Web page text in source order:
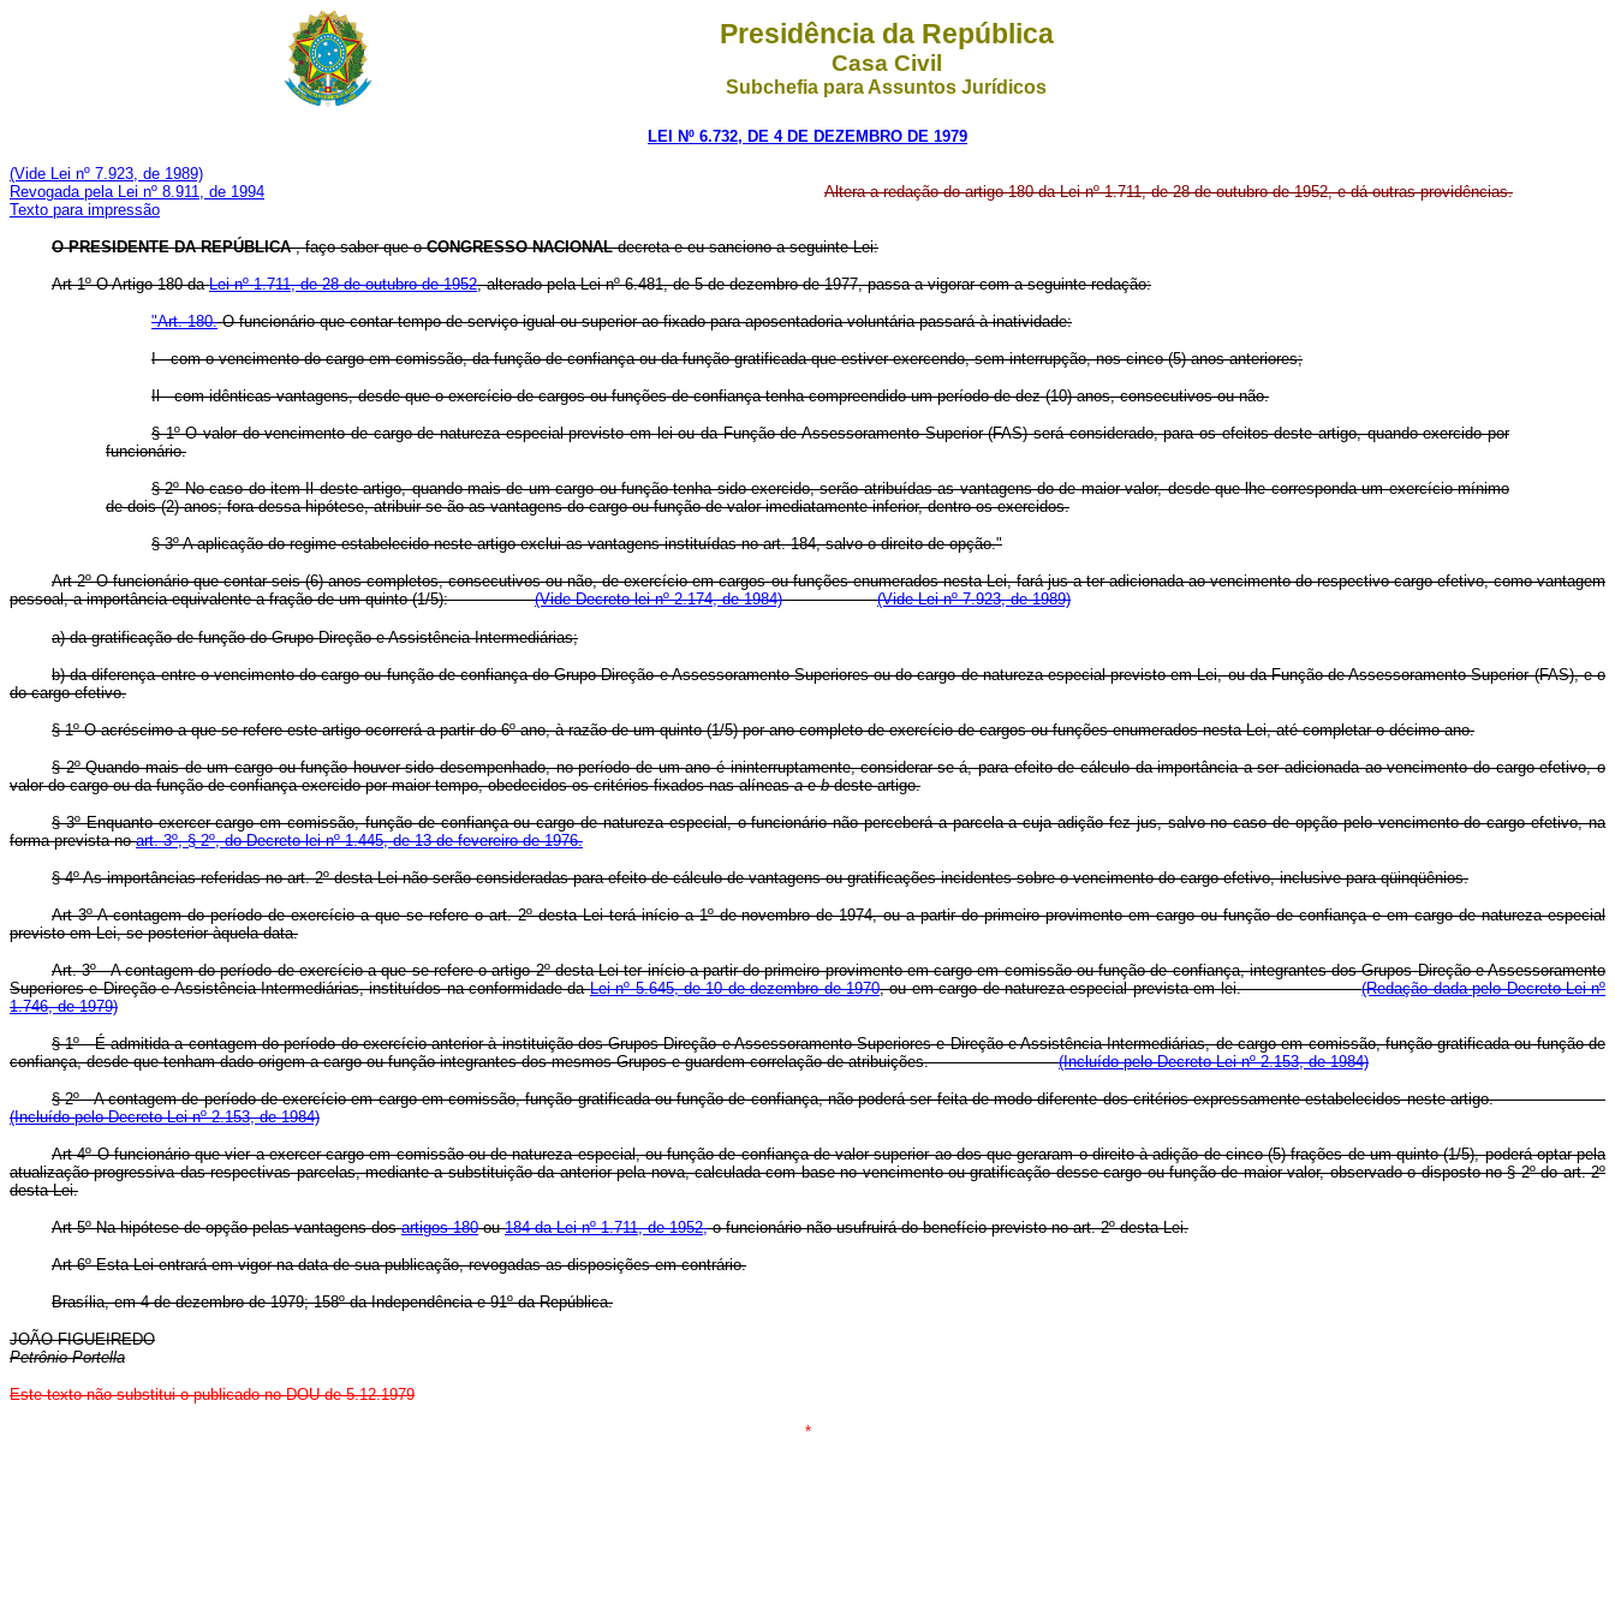
Presidência da República
Casa Civil
Subchefia para Assuntos Jurídicos
LEI Nº 6.732, DE 4 DE DEZEMBRO DE 1979
(Vide Lei nº 7.923, de 1989)
Revogada pela Lei nº 8.911, de 1994
Texto para impressão
Altera a redação do artigo 180 da Lei nº 1.711, de 28 de outubro de 1952, e dá outras providências.
O PRESIDENTE DA REPÚBLICA, faço saber que oCONGRESSO NACIONALdecreta e eu sanciono a seguinte Lei:
Art 1º O Artigo 180 daLei nº 1.711, de 28 de outubro de 1952, alterado pela Lei nº 6.481, de 5 de dezembro de 1977, passa a vigorar com a seguinte redação:
"Art. 180.O funcionário que contar tempo de serviço igual ou superior ao fixado para aposentadoria voluntária passará à inatividade:
I - com o vencimento do cargo em comissão, da função de confiança ou da função gratificada que estiver exercendo, sem interrupção, nos cinco (5) anos anteriores;
Il - com idênticas vantagens, desde que o exercício de cargos ou funções de confiança tenha compreendido um período de dez (10) anos, consecutivos ou não.
§ 1º O valor do vencimento de cargo de natureza especial previsto em lei ou da Função de Assessoramento Superior (FAS) será considerado, para os efeitos deste artigo, quando exercido por
funcionário.
§ 2º No caso do item Il deste artigo, quando mais de um cargo ou função tenha sido exercido, serão atribuídas as vantagens do de maior valor, desde que lhe corresponda um exercício mínimo
de dois (2) anos; fora dessa hipótese, atribuir-se-ão as vantagens do cargo ou função de valor imediatamente inferior, dentro os exercidos.
§ 3º A aplicação do regime estabelecido neste artigo exclui as vantagens instituídas no art. 184, salvo o direito de opção."
Art 2º O funcionário que contar seis (6) anos completos, consecutivos ou não, de exercício em cargos ou funções enumerados nesta Lei, fará jus a ter adicionada ao vencimento do respectivo cargo efetivo, como vantagem
pessoal, a importância equivalente a fração de um quinto (1/5):(Vide Decreto-lei nº 2.174, de 1984) (Vide Lei nº 7.923, de 1989)
a) da gratificação de função do Grupo Direção e Assistência Intermediárias;
b) da diferença entre o vencimento do cargo ou função de confiança do Grupo Direção e Assessoramento Superiores ou do cargo de natureza especial previsto em Lei, ou da Função de Assessoramento Superior (FAS), e o
do cargo efetivo.
§ 1º O acréscimo a que se refere este artigo ocorrerá a partir do 6º ano, à razão de um quinto (1/5) por ano completo de exercício de cargos ou funções enumerados nesta Lei, até completar o décimo ano.
§ 2º Quando mais de um cargo ou função houver sido desempenhado, no período de um ano é ininterruptamente, considerar-se-á, para efeito de cálculo da importância a ser adicionada ao vencimento do cargo efetivo, o
valor do cargo ou da função de confiança exercido por maior tempo, obedecidos os critérios fixados nas alíneasaebdeste artigo.
§ 3º Enquanto exercer cargo em comissão, função de confiança ou cargo de natureza especial, o funcionário não perceberá a parcela a cuja adição fez jus, salvo no caso de opção pelo vencimento do cargo efetivo, na
forma prevista noart. 3º, § 2º, do Decreto-lei nº 1.445, de 13 de fevereiro de 1976.
§ 4º As importâncias referidas no art. 2º desta Lei não serão consideradas para efeito de cálculo de vantagens ou gratificações incidentes sobre o vencimento do cargo efetivo, inclusive para qüinqüênios.
Art 3º A contagem do período de exercício a que se refere o art. 2º desta Lei terá início a 1º de novembro de 1974, ou a partir do primeiro provimento em cargo ou função de confiança e em cargo de natureza especial
previsto em Lei, se posterior àquela data.
Art. 3º - A contagem do período de exercício a que se refere o artigo 2º desta Lei ter início a partir do primeiro provimento em cargo em comissão ou função de confiança, integrantes dos Grupos Direção e Assessoramento
Superiores e Direção e Assistência Intermediárias, instituídos na conformidade daLei nº 5.645, de 10 de dezembro de 1970, ou em cargo de natureza especial prevista em lei.(Redação dada pelo Decreto-Lei nº
1.746, de 1979)
§ 1º - É admitida a contagem do período do exercício anterior à instituição dos Grupos-Direção e Assessoramento Superiores e Direção e Assistência Intermediárias, de cargo em comissão, função gratificada ou função de
confiança, desde que tenham dado origem a cargo ou função integrantes dos mesmos Grupos e guardem correlação de atribuições.(Incluído pelo Decreto-Lei nº 2.153, de 1984)
§ 2º - A contagem de período de exercício em cargo em comissão, função gratificada ou função de confiança, não poderá ser feita de modo diferente dos critérios expressamente estabelecidos neste artigo.
(Incluído pelo Decreto-Lei nº 2.153, de 1984)
Art 4º O funcionário que vier a exercer cargo em comissão ou de natureza especial, ou função de confiança de valor superior ao dos que geraram o direito à adição de cinco (5) frações de um quinto (1/5), poderá optar pela
atualização progressiva das respectivas parcelas, mediante a substituição da anterior pela nova, calculada com base no vencimento ou gratificação desse cargo ou função de maior valor, observado o disposto no § 2º do art. 2º
desta Lei.
Art 5º Na hipótese de opção pelas vantagens dosartigos 180ou184 da Lei nº 1.711, de 1952,o funcionário não usufruirá do benefício previsto no art. 2º desta Lei.
Art 6º Esta Lei entrará em vigor na data de sua publicação, revogadas as disposições em contrário.
Brasília, em 4 de dezembro de 1979; 158º da Independência e 91º da República.
JOÃO FIGUEIREDO
Petrônio Portella
Este texto não substitui o publicado no DOU de 5.12.1979
*